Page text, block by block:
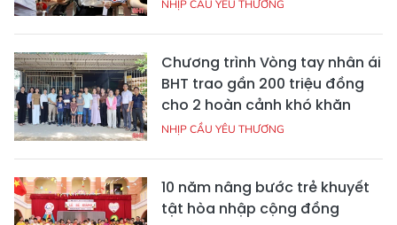
NHỊP CẦU YÊU THƯƠNG
Chương trình Vòng tay nhân ái
BHT trao gần 200 triệu đồng
cho 2 hoàn cảnh khó khăn
NHỊP CẦU YÊU THƯƠNG
10 năm nâng bước trẻ khuyết
tật hòa nhập cộng đồng